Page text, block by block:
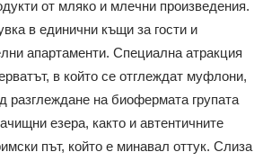
от мляко и млечни произведения.
в единични къщи за гости и
апартаменти. Специална атракция
в който се отглеждат муфлони,
разглеждане на биофермата групата
езера, както и автентичните
път, който е минавал оттук. Слиза